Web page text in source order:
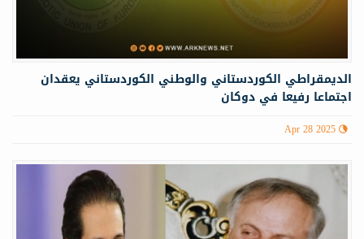
الديمقراطي الكوردستاني والوطني الكوردستاني يعقدان
اجتماعا رفيعا في دوكان
Apr 28 2025